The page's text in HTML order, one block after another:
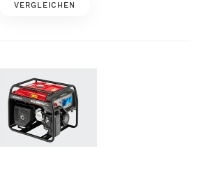
VERGLEICHEN